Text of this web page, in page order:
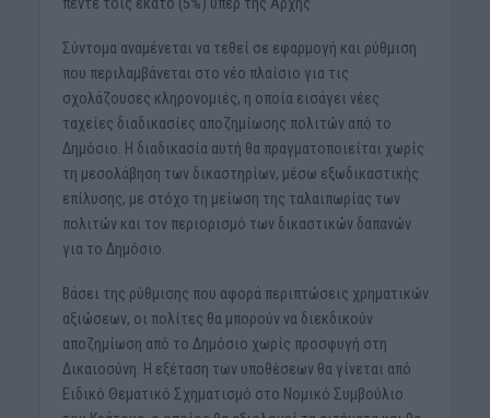
Σύντομα αναμένεται να τεθεί σε εφαρμογή και ρύθμιση
που περιλαμβάνεται στο νέο πλαίσιο για τις
σχολάζουσες κληρονομιές, η οποία εισάγει νέες
ταχείες διαδικασίες αποζημίωσης πολιτών από το
Δημόσιο. Η διαδικασία αυτή θα πραγματοποιείται χωρίς
τη μεσολάβηση των δικαστηρίων, μέσω εξωδικαστικής
επίλυσης, με στόχο τη μείωση της ταλαιπωρίας των
πολιτών και τον περιορισμό των δικαστικών δαπανών
για το Δημόσιο.
Βάσει της ρύθμισης που αφορά περιπτώσεις χρηματικών
αξιώσεων, οι πολίτες θα μπορούν να διεκδικούν
αποζημίωση από το Δημόσιο χωρίς προσφυγή στη
Δικαιοσύνη. Η εξέταση των υποθέσεων θα γίνεται από
Ειδικό Θεματικό Σχηματισμό στο Νομικό Συμβούλιο